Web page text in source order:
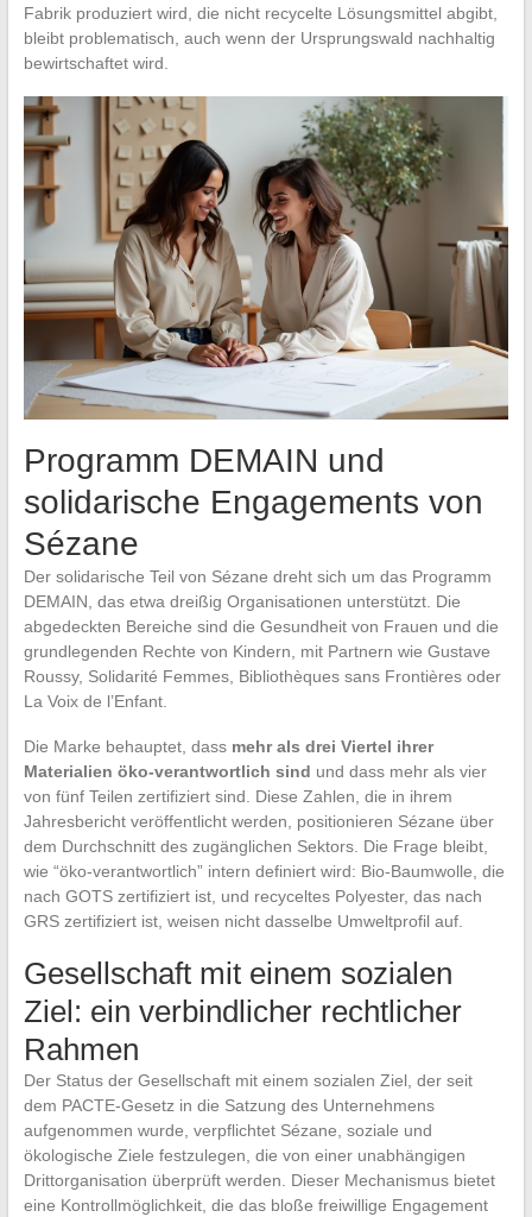
Fabrik produziert wird, die nicht recycelte Lösungsmittel abgibt,
bleibt problematisch, auch wenn der Ursprungswald nachhaltig
bewirtschaftet wird.
Programm DEMAIN und
solidarische Engagements von
Sézane
Der solidarische Teil von Sézane dreht sich um das Programm
DEMAIN, das etwa dreißig Organisationen unterstützt. Die
abgedeckten Bereiche sind die Gesundheit von Frauen und die
grundlegenden Rechte von Kindern, mit Partnern wie Gustave
Roussy, Solidarité Femmes, Bibliothèques sans Frontières oder
La Voix de l’Enfant.
Die Marke behauptet, dass mehr als drei Viertel ihrer
Materialien öko-verantwortlich sind und dass mehr als vier
von fünf Teilen zertifiziert sind. Diese Zahlen, die in ihrem
Jahresbericht veröffentlicht werden, positionieren Sézane über
dem Durchschnitt des zugänglichen Sektors. Die Frage bleibt,
wie “öko-verantwortlich” intern definiert wird: Bio-Baumwolle, die
nach GOTS zertifiziert ist, und recyceltes Polyester, das nach
GRS zertifiziert ist, weisen nicht dasselbe Umweltprofil auf.
Gesellschaft mit einem sozialen
Ziel: ein verbindlicher rechtlicher
Rahmen
Der Status der Gesellschaft mit einem sozialen Ziel, der seit
dem PACTE-Gesetz in die Satzung des Unternehmens
aufgenommen wurde, verpflichtet Sézane, soziale und
ökologische Ziele festzulegen, die von einer unabhängigen
Drittorganisation überprüft werden. Dieser Mechanismus bietet
eine Kontrollmöglichkeit, die das bloße freiwillige Engagement